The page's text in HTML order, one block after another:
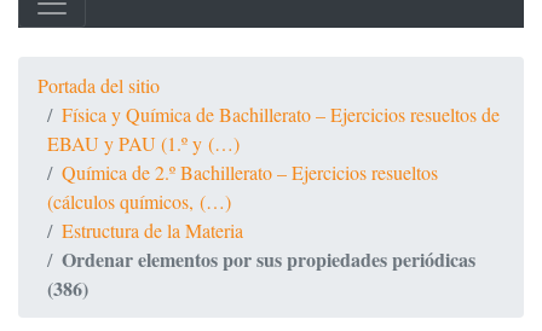
Portada del sitio
Física y Química de Bachillerato – Ejercicios resueltos de
EBAU y PAU (1.º y (…)
Química de 2.º Bachillerato – Ejercicios resueltos
(cálculos químicos, (…)
Estructura de la Materia
Ordenar elementos por sus propiedades periódicas
(386)